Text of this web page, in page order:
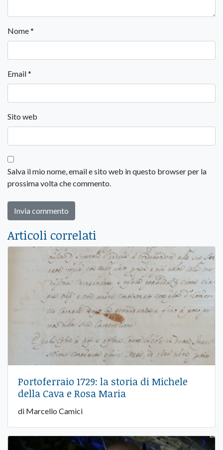
Nome*
Email*
Sito web
Salva il mio nome, email e sito web in questo browser per la
prossima volta che commento.
Articoli correlati
Portoferraio 1729: la storia di Michele
della Cava e Rosa Maria
di Marcello Camici